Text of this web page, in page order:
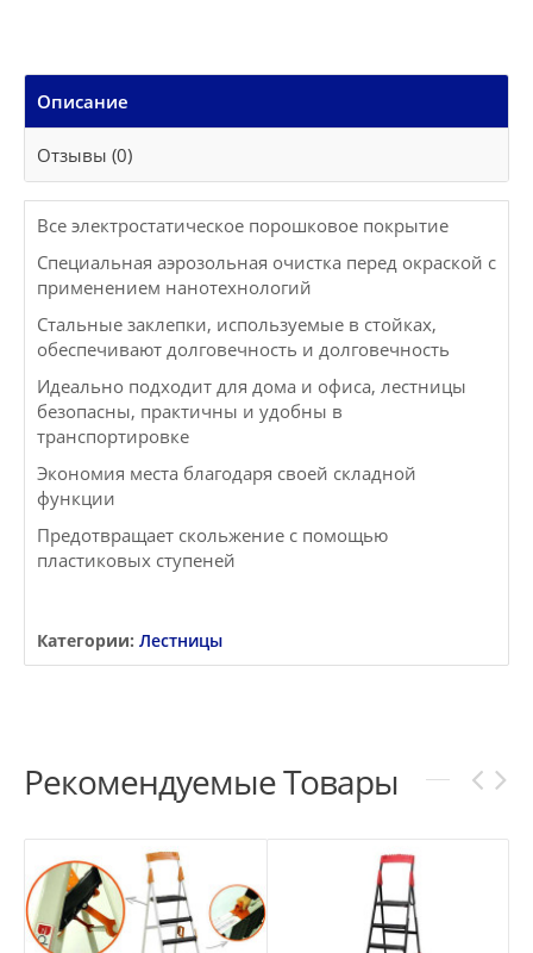
Описание
Отзывы (0)
Все электростатическое порошковое покрытие
Специальная аэрозольная очистка перед окраской с
применением нанотехнологий
Стальные заклепки, используемые в стойках,
обеспечивают долговечность и долговечность
Идеально подходит для дома и офиса, лестницы
безопасны, практичны и удобны в
транспортировке
Экономия места благодаря своей складной
функции
Предотвращает скольжение с помощью
пластиковых ступеней
Категории: Лестницы
Рекомендуемые Товары